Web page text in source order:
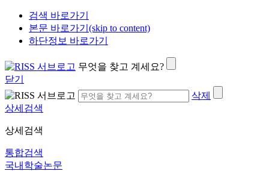
검색 바로가기
본문 바로가기(skip to content)
하단정보 바로가기
무엇을 찾고 계세요?
닫기
삭제
상세검색
상세검색
통합검색
국내학술논문